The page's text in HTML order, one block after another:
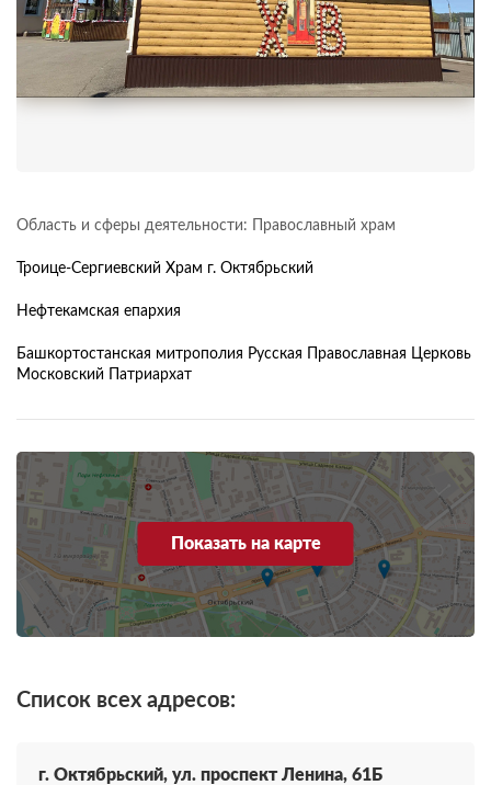
Область и сферы деятельности: Православный храм
Троице-Сергиевский Храм г. Октябрьский
Нефтекамская епархия
Башкортостанская митрополия Русская Православная Церковь
Московский Патриархат
Показать на карте
Список всех адресов:
г. Октябрьский, ул. проспект Ленина, 61Б